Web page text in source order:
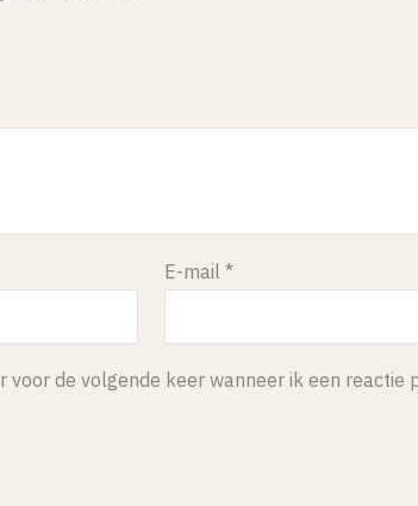
E-mail*
de volgende keer wanneer ik een reactie